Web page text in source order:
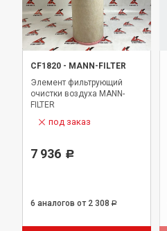
CF1820 - MANN-FILTER
Элемент фильтрующий
очистки воздуха MANN-
FILTER
под заказ
7 936 Р
6 аналогов от 2 308 Р